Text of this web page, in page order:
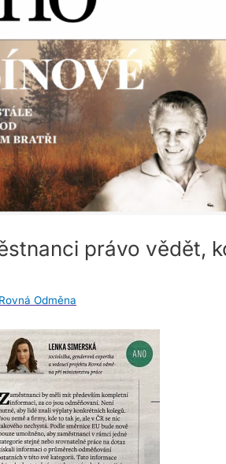
právo vědět,
Rovná Odměna